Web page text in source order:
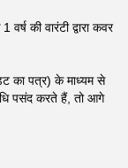
की वारंटी द्वारा कवर
का पत्र) के माध्यम से
पसंद करते हैं, तो आगे